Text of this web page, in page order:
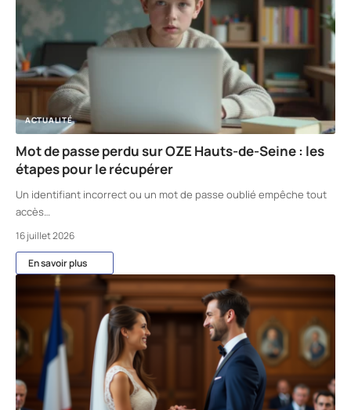
ACTUALITÉ
Mot de passe perdu sur OZE Hauts-de-Seine : les
étapes pour le récupérer
Un identifiant incorrect ou un mot de passe oublié empêche tout
accès…
16 juillet 2026
En savoir plus